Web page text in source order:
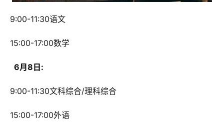
9:00-11:30语文
15:00-17:00数学
  6月8日:
9:00-11:30文科综合/理科综合
15:00-17:00外语